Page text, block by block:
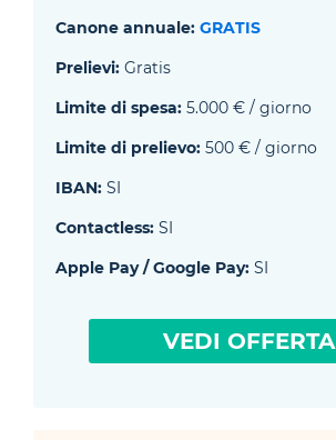
Canone annuale: GRATIS
Prelievi: Gratis
Limite di spesa: 5.000 € / giorno
Limite di prelievo: 500 € / giorno
IBAN: SI
Contactless: SI
Apple Pay / Google Pay: SI
VEDI OFFERTA